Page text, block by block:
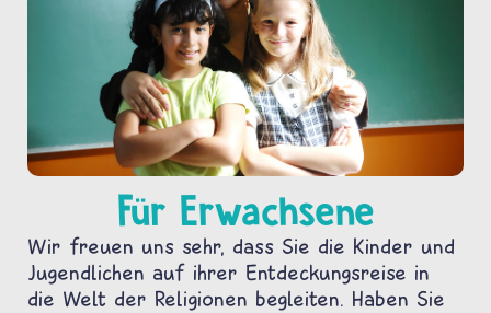
Für Erwachsene
Wir freuen uns sehr, dass Sie die Kinder und
Jugendlichen auf ihrer Entdeckungsreise in
die Welt der Religionen begleiten. Haben Sie